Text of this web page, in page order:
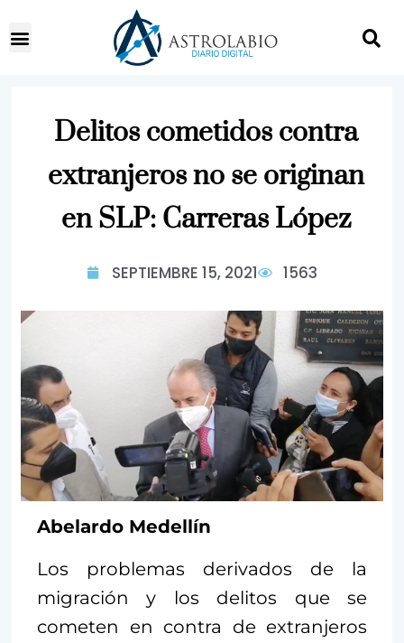
Delitos cometidos contra
extranjeros no se originan
en SLP: Carreras López
SEPTIEMBRE 15, 2021 1563
Abelardo Medellín
Los problemas derivados de la
migración y los delitos que se
cometen en contra de extranjeros